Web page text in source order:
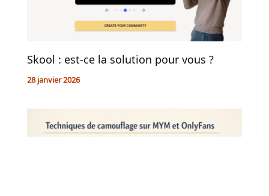
Skool : est-ce la solution pour vous ?
28 janvier 2026